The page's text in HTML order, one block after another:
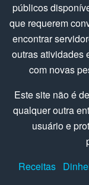
públicos
que requerem
encontrar
outras atividades
com novas
Este site não é
qualquer outra
usuário e
Receitas